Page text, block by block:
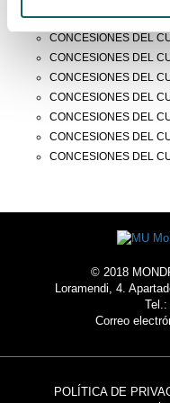
CONCESIONES DEL
CONCESIONES DEL
CONCESIONES DEL
CONCESIONES DEL
CONCESIONES DEL
CONCESIONES DEL
CONCESIONES DEL
CONCESIONES DEL
© 2018
Loramendi, 4.
Tel.:
Correo
POLÍTICA DE